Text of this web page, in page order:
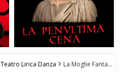
Teatro Lirica Danza La Moglie Fantasma